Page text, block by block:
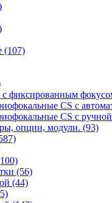
(107)
c фиксированным
CS c
CS c
опции, модули. (93)
(56)
(44)